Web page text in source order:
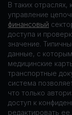
В таких отраслях,
управление
финансовый
доступа и
значение.
данные, с
медицинские
транспортные
система
что только
доступ к
редактировать